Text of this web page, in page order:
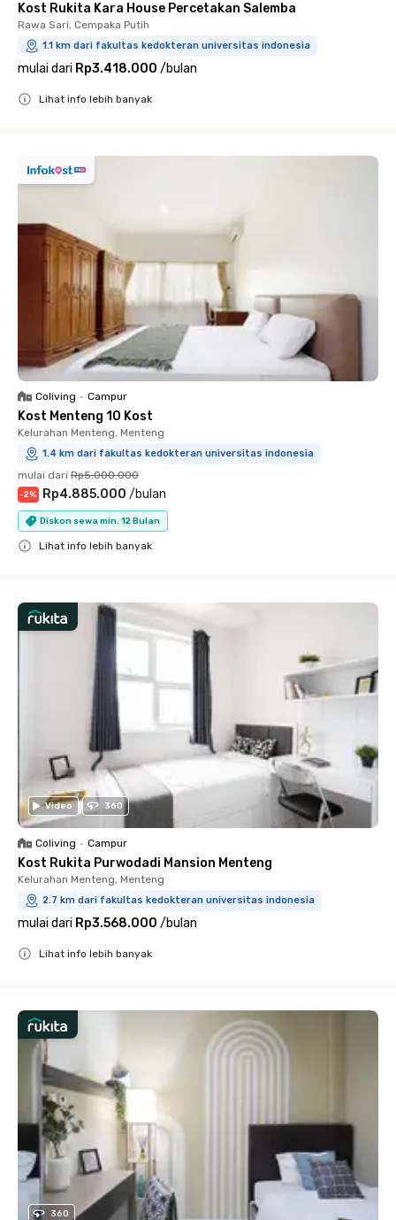
Kost Rukita Kara House Percetakan Salemba
Rawa Sari, Cempaka Putih
1.1 km dari fakultas kedokteran universitas indonesia
mulai dari Rp3.418.000 /bulan
Lihat info lebih banyak
Coliving • Campur
Kost Menteng 10 Kost
Kelurahan Menteng, Menteng
1.4 km dari fakultas kedokteran universitas indonesia
mulai dari Rp5.000.000
-2% Rp4.885.000 /bulan
Diskon sewa min. 12 Bulan
Lihat info lebih banyak
Video 360
Coliving • Campur
Kost Rukita Purwodadi Mansion Menteng
Kelurahan Menteng, Menteng
2.7 km dari fakultas kedokteran universitas indonesia
mulai dari Rp3.568.000 /bulan
Lihat info lebih banyak
360